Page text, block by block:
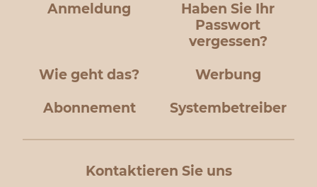
Anmeldung
Haben Sie Ihr
Passwort
vergessen?
Wie geht das? Werbung
Abonnement Systembetreiber
Kontaktieren Sie uns